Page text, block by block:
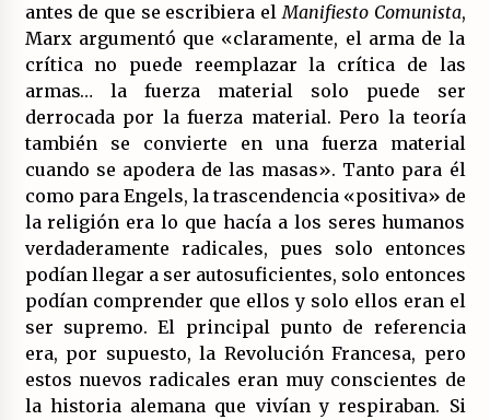
antes de que se escribiera elManifiesto Comunista,
Marx argumentó que «claramente, el arma de la
crítica no puede reemplazar la crítica de las
armas… la fuerza material solo puede ser
derrocada por la fuerza material. Pero la teoría
también se convierte en una fuerza material
cuando se apodera de las masas». Tanto para él
como para Engels, la trascendencia «positiva» de
la religión era lo que hacía a los seres humanos
verdaderamente radicales, pues solo entonces
podían llegar a ser autosuficientes, solo entonces
podían comprender que ellos y solo ellos eran el
ser supremo. El principal punto de referencia
era, por supuesto, la Revolución Francesa, pero
estos nuevos radicales eran muy conscientes de
la historia alemana que vivían y respiraban. Si